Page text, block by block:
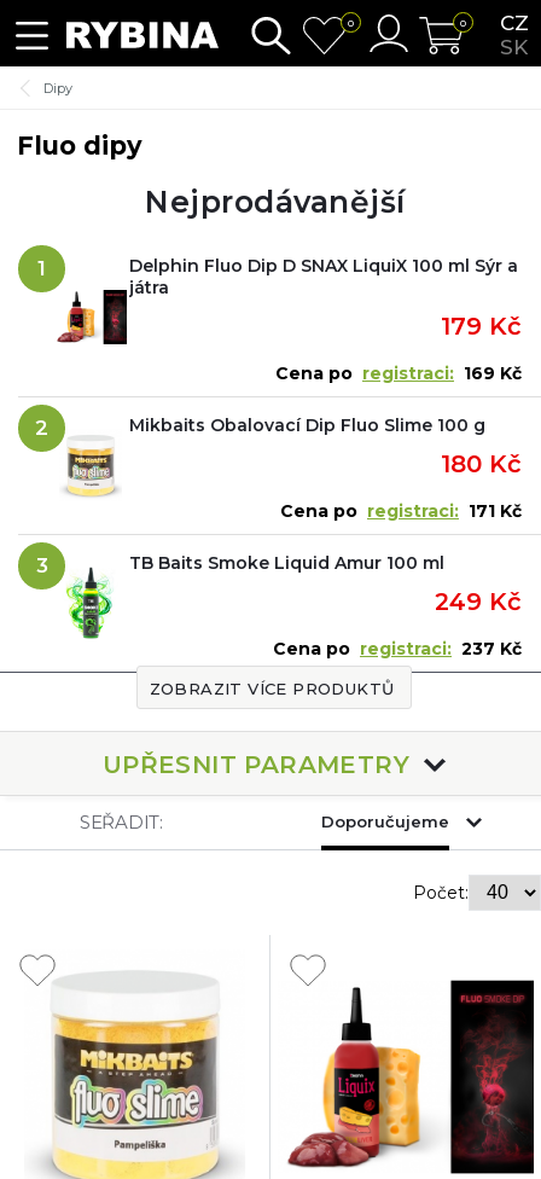
CZ
SK
0 0
Dipy
Fluo dipy
Nejprodávanější
1
Delphin Fluo Dip D SNAX LiquiX 100 ml Sýr a
játra
179 Kč
Cena po registraci: 169 Kč
2 Mikbaits Obalovací Dip Fluo Slime 100 g
180 Kč
Cena po registraci: 171 Kč
3 TB Baits Smoke Liquid Amur 100 ml
249 Kč
Cena po registraci: 237 Kč
ZOBRAZIT VÍCE PRODUKTŮ
UPŘESNIT PARAMETRY
SEŘADIT: Doporučujeme
Počet: